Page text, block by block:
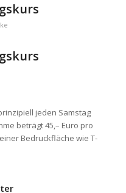
jeden Samstag
beträgt 45,– Euro pro
Bedruckfläche wie T-